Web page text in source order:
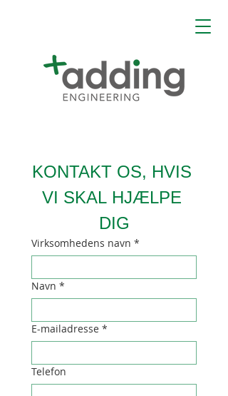
KONTAKT OS, HVIS
VI SKAL HJÆLPE
DIG
Virksomhedens navn *
Navn *
E-mailadresse *
Telefon